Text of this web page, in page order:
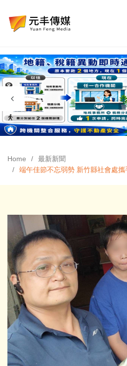
Home
最新新聞
端午佳節不忘弱勢 新竹縣社會處